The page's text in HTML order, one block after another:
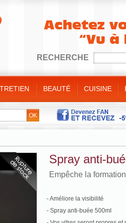
BEAUTÉ
Pieds
CUISINE
sauteuses
silicone
bambou
Bricolage
RECHERCHE
Spray anti-
Empêche la
- Améliore la visibilité
- Spray anti-buée 500ml